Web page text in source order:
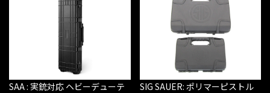
SAA : 実銃対応 ヘビーデューテ
SIG SAUER: ポリマーピストル